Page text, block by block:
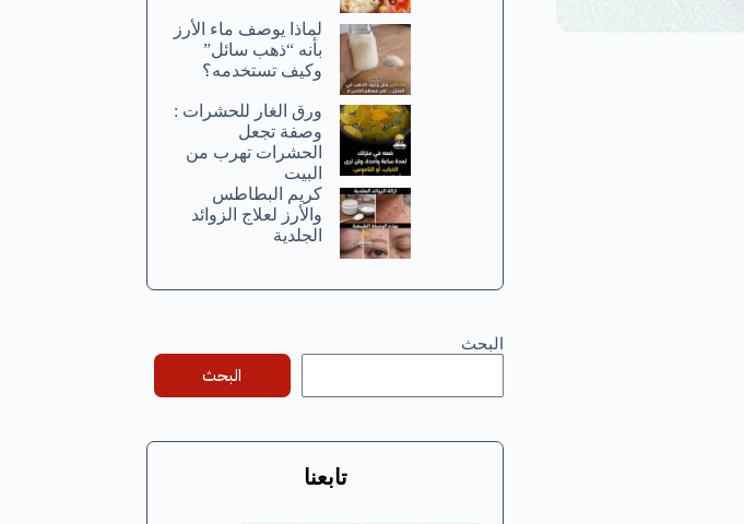
لماذا يوصف ماء الأرز
بأنه “ذهب سائل”
وكيف تستخدمه؟
ورق الغار للحشرات :
وصفة تجعل
الحشرات تهرب من
البيت
كريم البطاطس
والأرز لعلاج الزوائد
الجلدية
البحث
البحث
تابعنا